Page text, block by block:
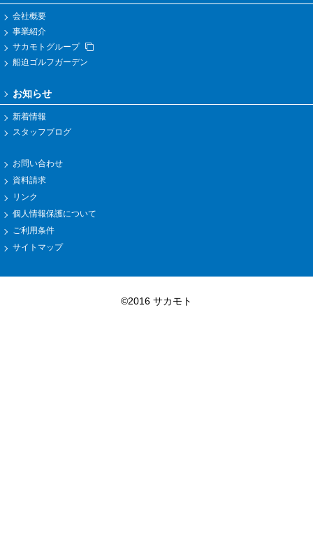
会社概要
事業紹介
サカモトグループ
船迫ゴルフガーデン
お知らせ
新着情報
スタッフブログ
お問い合わせ
資料請求
リンク
個人情報保護について
ご利用条件
サイトマップ
©2016 サカモト